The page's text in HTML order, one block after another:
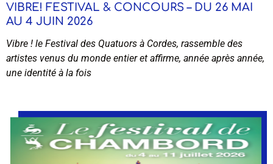
VIBRE! FESTIVAL & CONCOURS – DU 26 MAI
AU 4 JUIN 2026
Vibre ! le Festival des Quatuors à Cordes, rassemble des
artistes venus du monde entier et affirme, année après année,
une identité à la fois